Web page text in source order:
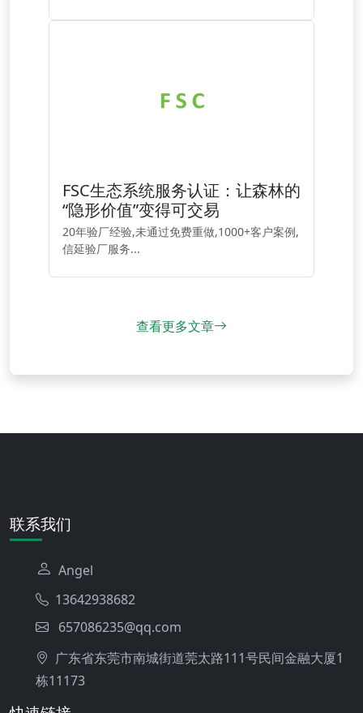
FSC生态系统服务认证：让森林的
“隐形价值”变得可交易
20年验厂经验,未通过免费重做,1000+客户案例,
信延验厂服务...
查看更多文章
联系我们
Angel
13642938682
657086235@qq.com
广东省东莞市南城街道莞太路111号民间金融大厦1
栋11173